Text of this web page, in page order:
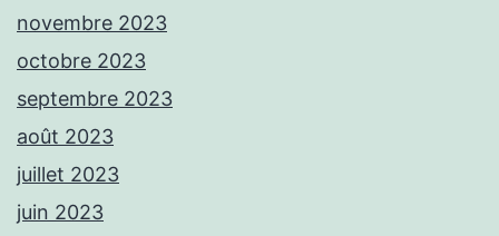
novembre 2023
octobre 2023
septembre 2023
août 2023
juillet 2023
juin 2023